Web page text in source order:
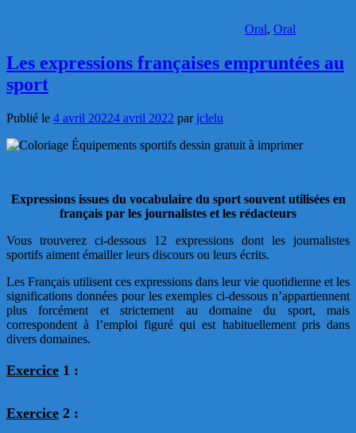
Oral, Oral
Les expressions françaises empruntées au
sport
Publié le 4 avril 20224 avril 2022 par jclelu
Expressions issues du vocabulaire du sport souvent utilisées en
français par les journalistes et les rédacteurs
Vous trouverez ci-dessous 12 expressions dont les journalistes
sportifs aiment émailler leurs discours ou leurs écrits.
Les Français utilisent ces expressions dans leur vie quotidienne et les
significations données pour les exemples ci-dessous n’appartiennent
plus forcément et strictement au domaine du sport, mais
correspondent à l’emploi figuré qui est habituellement pris dans
divers domaines.
Exercice 1 :
Exercice 2 :